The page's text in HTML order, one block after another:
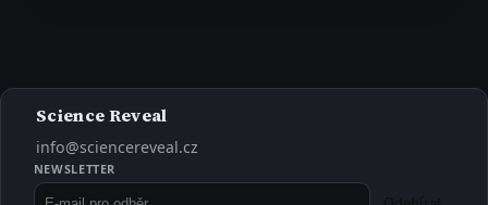
Science Reveal
info@sciencereveal.cz
NEWSLETTER